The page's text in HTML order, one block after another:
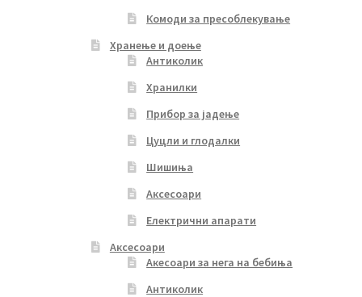
Комоди за пресоблекување
Хранење и доење
Антиколик
Хранилки
Прибор за јадење
Цуцли и глодалки
Шишиња
Аксесоари
Електрични апарати
Аксесоари
Акесоари за нега на бебиња
Антиколик